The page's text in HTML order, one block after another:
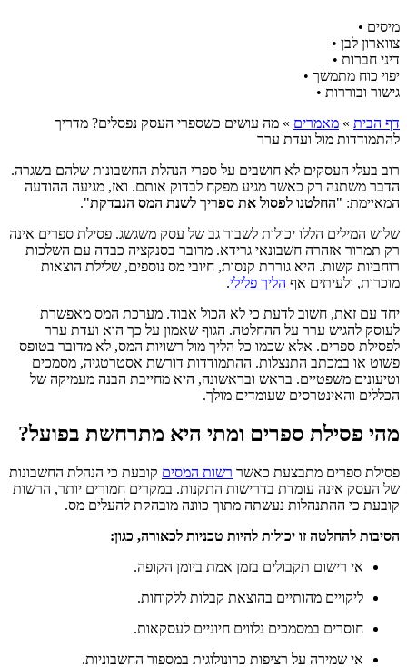
מיסים •
צווארון לבן •
דיני חברות •
יפוי כוח מתמשך •
גישור ובוררות •
דף הבית » מאמרים » מה עושים כשספרי העסק נפסלים? מדריך
להתמודדות מול ועדת ערר
רוב בעלי העסקים לא חושבים על ספרי הנהלת החשבונות שלהם בשגרה.
הדבר משתנה רק כאשר מגיע מפקח לבדוק אותם. ואז, מגיעה ההודעה
המאיימת: "החלטנו לפסול את ספריך לשנת המס הנבדקת".
שלוש המילים הללו יכולות לשבור גב של עסק משגשג. פסילת ספרים אינה
רק תמרור אזהרה חשבונאי גרידא. מדובר בסנקציה כבדה עם השלכות
רוחביות קשות. היא גוררת קנסות, חיובי מס נוספים, שלילת הוצאות
מוכרות, ולעיתים אף הליך פלילי.
יחד עם זאת, חשוב לדעת כי לא הכול אבוד. מערכת המס מאפשרת
לעוסק להגיש ערר על ההחלטה. הגוף שאמון על כך הוא ועדת ערר
לפסילת ספרים. אלא שכמו כל הליך מול רשויות המס, לא מדובר בטופס
פשוט או במכתב התנצלות. ההתמודדות דורשת אסטרטגיה, מסמכים
וטיעונים משפטיים. בראש ובראשונה, היא מחייבת הבנה מעמיקה של
הכללים והאינטרסים שעומדים מולך.
מהי פסילת ספרים ומתי היא מתרחשת בפועל?
פסילת ספרים מתבצעת כאשר רשות המסים קובעת כי הנהלת החשבונות
של העסק אינה עומדת בדרישות התקנות. במקרים חמורים יותר, הרשות
קובעת כי ההתנהלות נעשתה מתוך כוונה מובהקת להעלים מס.
הסיבות להחלטה זו יכולות להיות טכניות לכאורה, כגון:
אי רישום תקבולים בזמן אמת ביומן הקופה.
ליקויים מהותיים בהוצאת קבלות ללקוחות.
חוסרים במסמכים נלווים חיוניים לעסקאות.
אי שמירה על רציפות כרונולוגית במספור החשבוניות.